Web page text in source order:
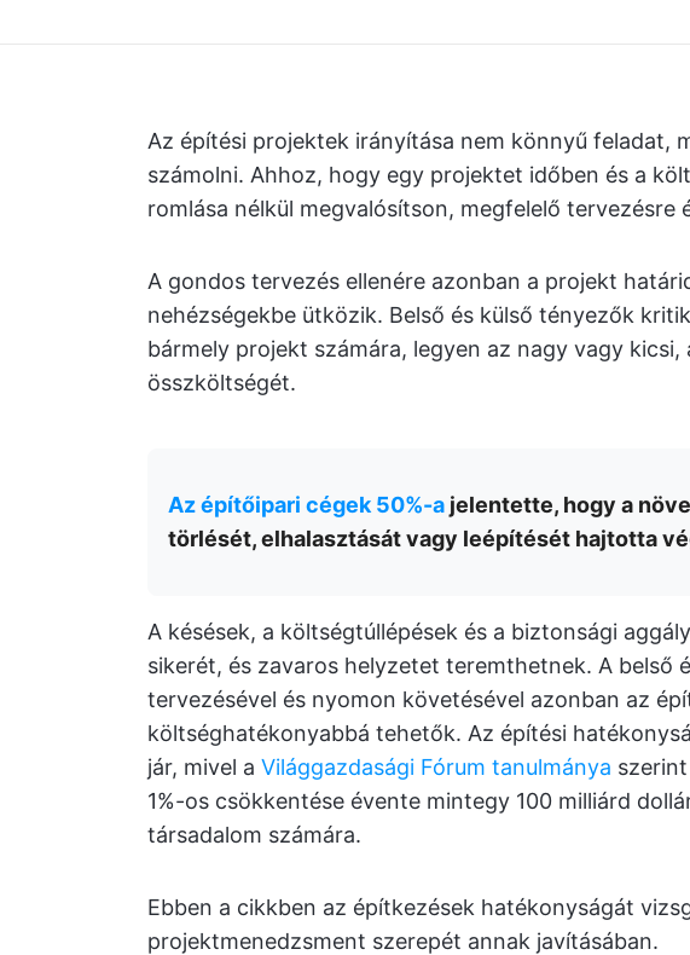
Az építési projektek irányítása nem könnyű feladat,
számolni. Ahhoz, hogy egy projektet időben és a
romlása nélkül megvalósítson, megfelelő tervezésre
A gondos tervezés ellenére azonban a projekt
nehézségekbe ütközik. Belső és külső tényezők
bármely projekt számára, legyen az nagy vagy kicsi,
összköltségét.
Az építőipari cégek 50%-a jelentette, hogy a
törlését, elhalasztását vagy leépítését hajtotta
A késések, a költségtúllépések és a biztonsági
sikerét, és zavaros helyzetet teremthetnek. A belső
tervezésével és nyomon követésével azonban az
költséghatékonyabbá tehetők. Az építési
jár, mivel a Világgazdasági Fórum tanulmánya
1%-os csökkentése évente mintegy 100 milliárd
társadalom számára.
Ebben a cikkben az építkezések hatékonyságát
projektmenedzsment szerepét annak javításában.